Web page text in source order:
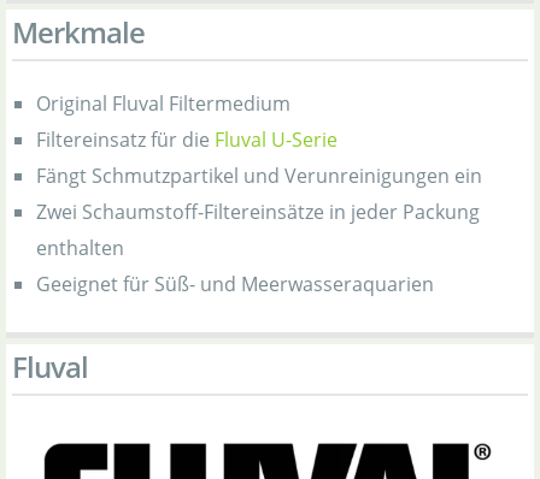
Merkmale
Original Fluval Filtermedium
Filtereinsatz für die Fluval U-Serie
Fängt Schmutzpartikel und Verunreinigungen ein
Zwei Schaumstoff-Filtereinsätze in jeder Packung
enthalten
Geeignet für Süß- und Meerwasseraquarien
Fluval